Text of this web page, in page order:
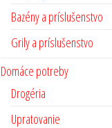
Bazény a príslušenstvo
Grily a príslušenstvo
Domáce potreby
Drogéria
Upratovanie